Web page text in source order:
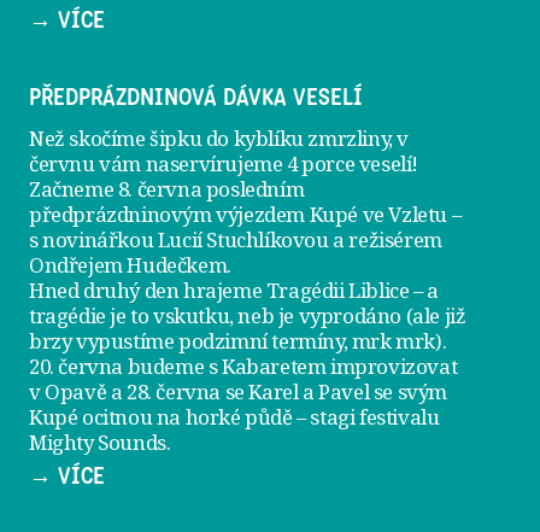
→ VÍCE
PŘEDPRÁZDNINOVÁ DÁVKA VESELÍ
Než skočíme šipku do kyblíku zmrzliny, v
červnu vám naservírujeme 4 porce veselí!
Začneme 8. června posledním
předprázdninovým výjezdemKupé ve Vzletu–
s novinářkou Lucií Stuchlíkovou a režisérem
Ondřejem Hudečkem.
Hned druhý den hrajeme Tragédii Liblice– a
tragédie je to vskutku, neb je vyprodáno (ale již
brzy vypustíme podzimní termíny, mrk mrk).
20. června budeme s Kabaretem improvizovat
v Opavě a 28. června se Karel a Pavel se svým
Kupé ocitnou na horké půdě – stagi festivalu
Mighty Sounds.
→ VÍCE